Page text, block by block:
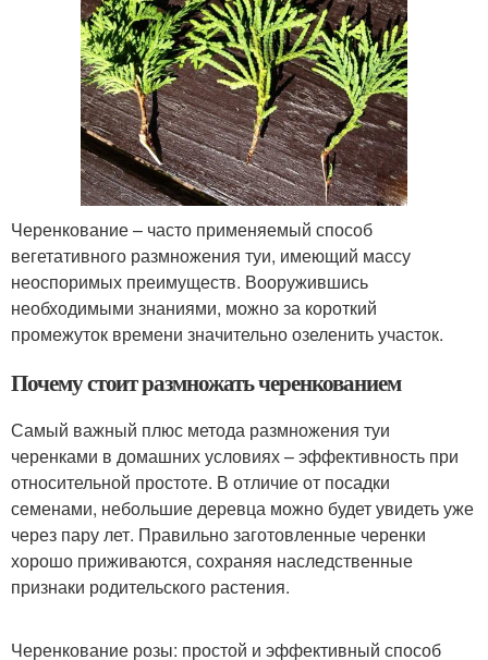
Черенкование – часто применяемый способ
вегетативного размножения туи, имеющий массу
неоспоримых преимуществ. Вооружившись
необходимыми знаниями, можно за короткий
промежуток времени значительно озеленить участок.
Почему стоит размножать черенкованием
Самый важный плюс метода размножения туи
черенками в домашних условиях – эффективность при
относительной простоте. В отличие от посадки
семенами, небольшие деревца можно будет увидеть уже
через пару лет. Правильно заготовленные черенки
хорошо приживаются, сохраняя наследственные
признаки родительского растения.
Черенкование розы: простой и эффективный способ